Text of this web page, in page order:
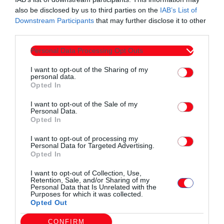
also be disclosed by us to third parties on the IAB’s List of
Downstream Participants that may further disclose it to other
Personal Data Processing Opt Outs
I want to opt-out of the Sharing of my
personal data.
Opted In
I want to opt-out of the Sale of my
Personal Data.
Opted In
I want to opt-out of processing my
Personal Data for Targeted Advertising.
Opted In
I want to opt-out of Collection, Use,
Retention, Sale, and/or Sharing of my
Personal Data that Is Unrelated with the
Purposes for which it was collected.
Opted Out
CONFIRM
Συντάχθηκε από:ERKO.GR
email
Σχετικά άρθρα